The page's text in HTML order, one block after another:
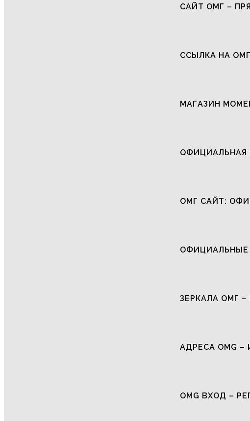
САЙТ ОМГ –
ССЫЛКА НА
МАГАЗИН
ОФИЦИАЛЬНАЯ
ОМГ САЙТ:
ОФИЦИАЛЬНЫЕ
ЗЕРКАЛА ОМГ
АДРЕСА OMG
OMG ВХОД –